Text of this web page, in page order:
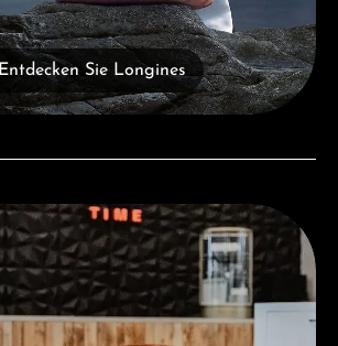
Entdecken Sie Longines